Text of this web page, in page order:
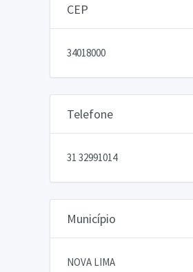
CEP
34018000
Telefone
31 32991014
Município
NOVA LIMA